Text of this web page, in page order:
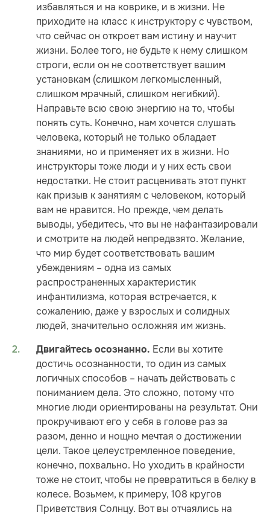
избавляться и на коврике, и в жизни. Не
приходите на класс к инструктору с чувством,
что сейчас он откроет вам истину и научит
жизни. Более того, не будьте к нему слишком
строги, если он не соответствует вашим
установкам (слишком легкомысленный,
слишком мрачный, слишком негибкий).
Направьте всю свою энергию на то, чтобы
понять суть. Конечно, нам хочется слушать
человека, который не только обладает
знаниями, но и применяет их в жизни. Но
инструкторы тоже люди и у них есть свои
недостатки. Не стоит расценивать этот пункт
как призыв к занятиям с человеком, который
вам не нравится. Но прежде, чем делать
выводы, убедитесь, что вы не нафантазировали
и смотрите на людей непредвзято. Желание,
что мир будет соответствовать вашим
убеждениям – одна из самых
распространенных характеристик
инфантилизма, которая встречается, к
сожалению, даже у взрослых и солидных
людей, значительно осложняя им жизнь.
Двигайтесь осознанно. Если вы хотите
достичь осознанности, то один из самых
логичных способов – начать действовать с
пониманием дела. Это сложно, потому что
многие люди ориентированы на результат. Они
прокручивают его у себя в голове раз за
разом, денно и нощно мечтая о достижении
цели. Такое целеустремленное поведение,
конечно, похвально. Но уходить в крайности
тоже не стоит, чтобы не превратиться в белку в
колесе. Возьмем, к примеру, 108 кругов
Приветствия Солнцу. Вот вы отчаялись на